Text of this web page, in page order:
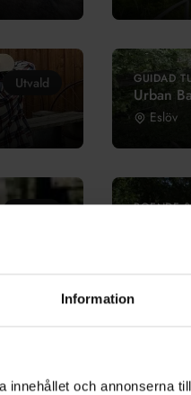
Information
och annonserna
Utvald GUIDAD
Urban
Eslöv
BOENDE